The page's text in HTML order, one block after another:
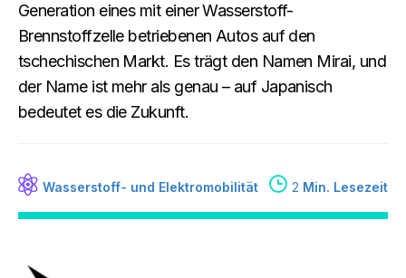
Generation eines mit einer Wasserstoff-
Brennstoffzelle betriebenen Autos auf den
tschechischen Markt. Es trägt den Namen Mirai, und
der Name ist mehr als genau – auf Japanisch
bedeutet es die Zukunft.
Wasserstoff- und Elektromobilität 2 Min. Lesezeit